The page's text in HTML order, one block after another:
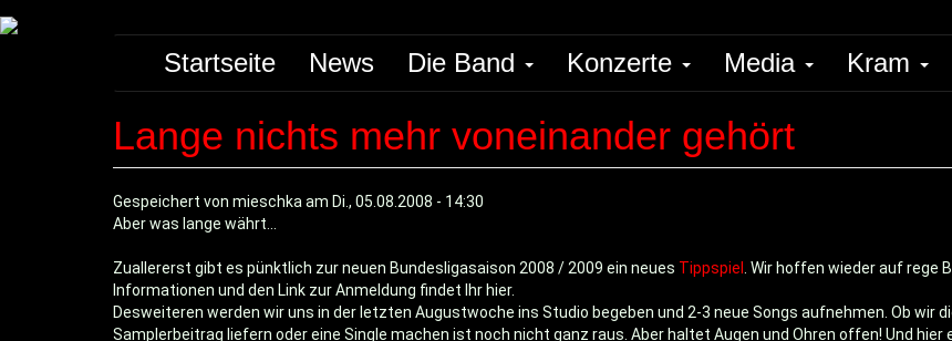
Direkt
Main
navigation
Startseite News Die Band Konzerte Media Kram
Lange nichts mehr voneinander gehört
Gespeichert von mieschka am Di., 05.08.2008 - 14:30
Aber was lange währt...
Zuallererst gibt es pünktlich zur neuen Bundesligasaison 2008 / 2009 ein neues Tippspiel
. Wir hoffen wieder auf rege
Informationen und den Link zur Anmeldung findet Ihr hier.
Desweiteren werden wir uns in der letzten Augustwoche ins Studio begeben und 2-3 neue Songs aufnehmen. Ob wir
Samplerbeitrag liefern oder eine Single machen ist noch nicht ganz raus. Aber haltet Augen und Ohren offen! Und